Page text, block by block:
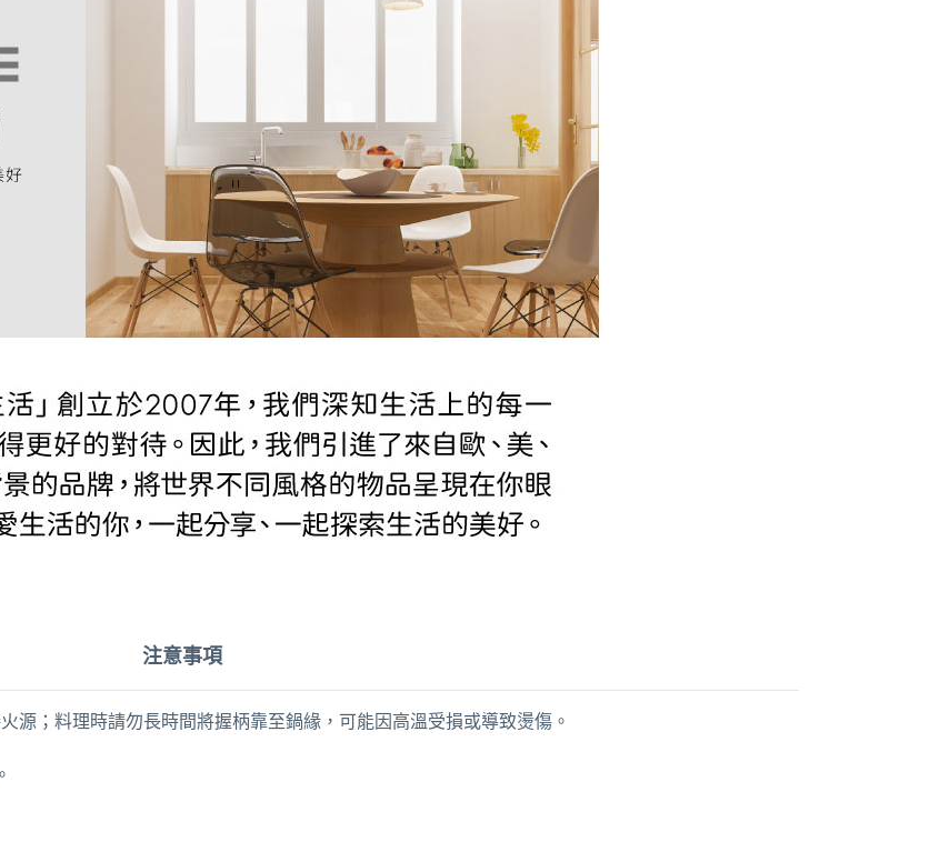
注意事項
源；料理時請勿長時間將握柄靠至鍋緣，可能因高溫受損或導致燙傷。